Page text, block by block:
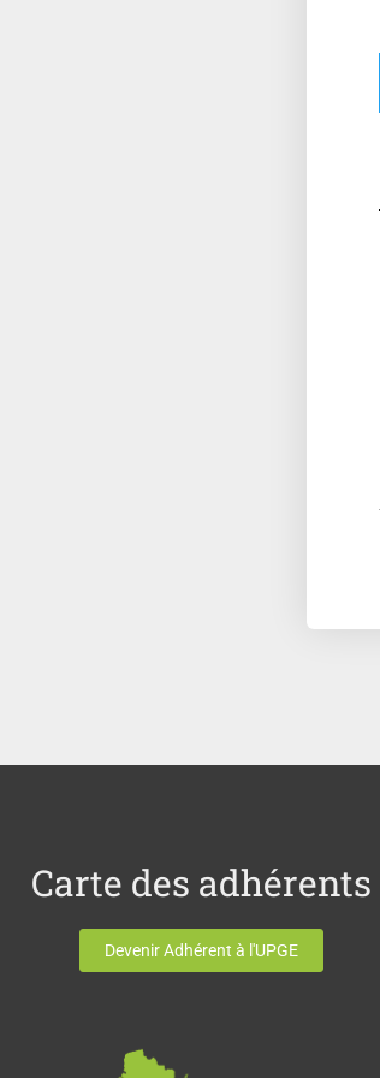
Carte des adhérents
Devenir Adhérent à l'UPGE